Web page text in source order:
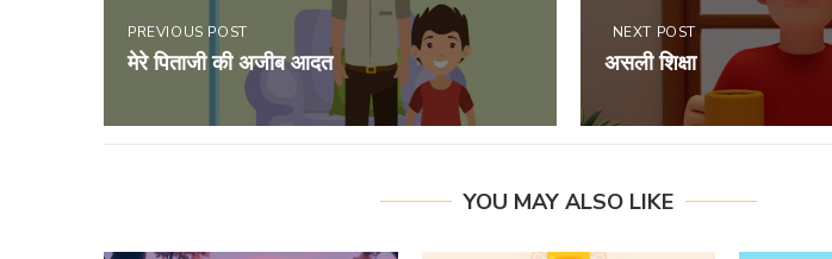
PREVIOUS POST
मेरे पिताजी की अजीब आदत
NEXT POST
असली शिक्षा
YOU MAY ALSO LIKE